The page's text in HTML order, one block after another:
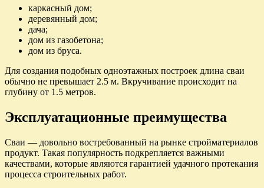
каркасный дом;
деревянный дом;
дача;
дом из газобетона;
дом из бруса.
Для создания подобных одноэтажных построек длина сваи
обычно не превышает 2.5 м. Вкручивание происходит на
глубину от 1.5 метров.
Эксплуатационные преимущества
Сваи — довольно востребованный на рынке стройматериалов
продукт. Такая популярность подкрепляется важными
качествами, которые являются гарантией удачного протекания
процесса строительных работ.